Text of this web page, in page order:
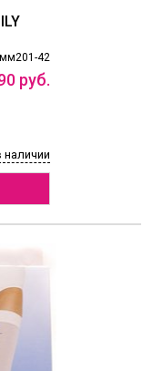
мм201-42
руб.
наличии